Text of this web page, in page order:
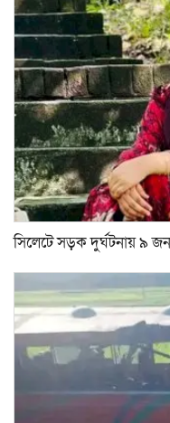
সিলেটে সড়ক দুর্ঘটনায় ৯ জন